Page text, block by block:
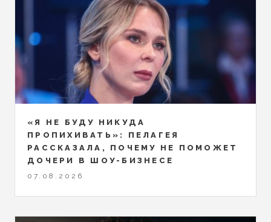
«Я НЕ БУДУ НИКУДА
ПРОПИХИВАТЬ»: ПЕЛАГЕЯ
РАССКАЗАЛА, ПОЧЕМУ НЕ ПОМОЖЕТ
ДОЧЕРИ В ШОУ-БИЗНЕСЕ
07.08.2026